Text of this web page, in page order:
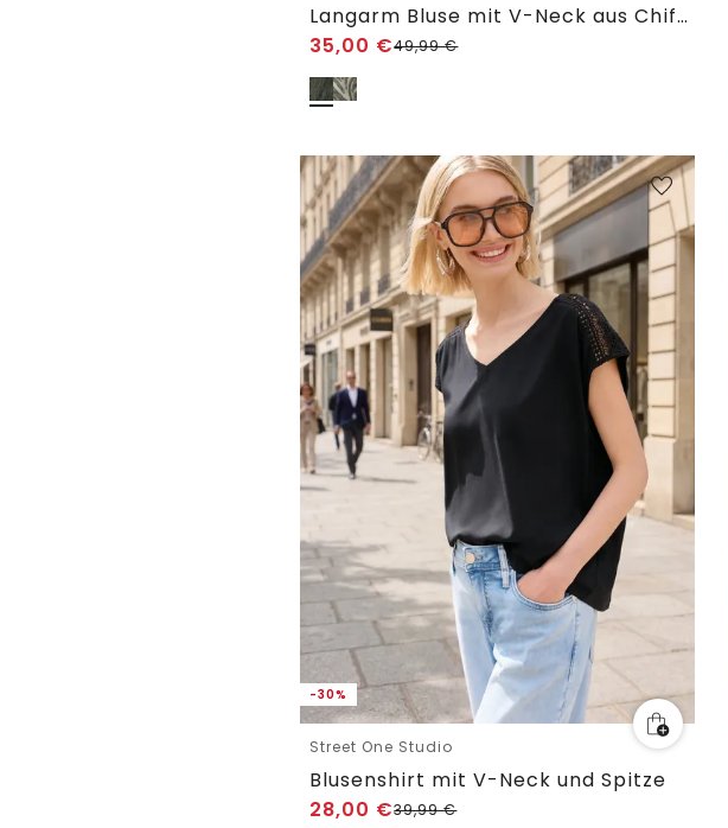
Langarm Bluse mit V-Neck aus Chiffon
35,00 €49,99€
-30%
Street One Studio
Blusenshirt mit V-Neck und Spitze
28,00 €39,99€